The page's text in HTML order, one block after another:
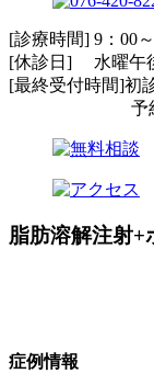
[診療時間] 9：00
[休診日] 水曜午
[最終受付時間]初
予約受
脂肪溶解注射+
症例情報